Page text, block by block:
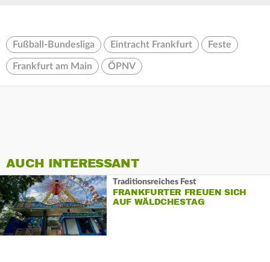
Fußball-Bundesliga Eintracht Frankfurt Feste
Frankfurt am Main ÖPNV
AUCH INTERESSANT
Traditionsreiches Fest
FRANKFURTER FREUEN SICH
AUF WÄLDCHESTAG